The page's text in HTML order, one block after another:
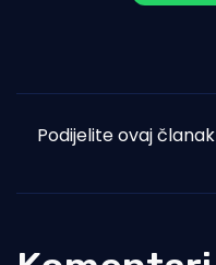
Podijelite ovaj članak